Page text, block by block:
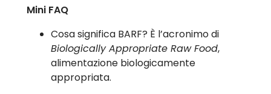
Mini FAQ
Cosa significa BARF? È l’acronimo di
Biologically Appropriate Raw Food,
alimentazione biologicamente
appropriata.